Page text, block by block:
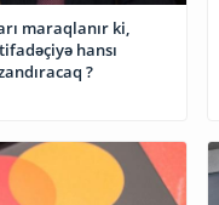
maraqlanır ki,
hansı
?